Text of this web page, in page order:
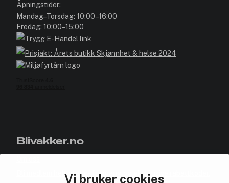
Vi bruker cookies
Åpningstider:
Mandag–Torsdag: 10:00–16:00
Fredag: 10:00–15:00
Blivakker.no
Bli medlem helt gratis - få poeng og eksklusive rabattkoder.